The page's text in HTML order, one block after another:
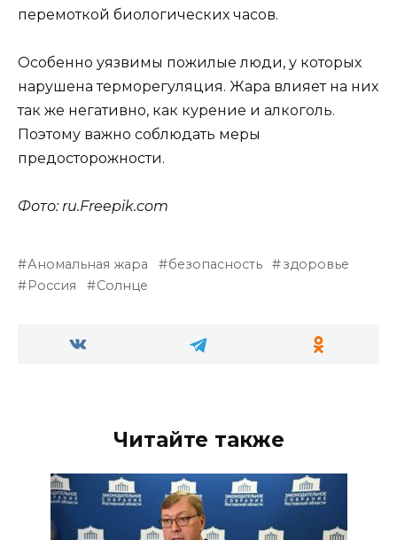
перемоткой биологических часов.
Особенно уязвимы пожилые люди, у которых
нарушена терморегуляция. Жара влияет на них
так же негативно, как курение и алкоголь.
Поэтому важно соблюдать меры
предосторожности.
Фото: ru.Freepik.com
Аномальная жара безопасность
здоровье
Россия
Солнце
Читайте также